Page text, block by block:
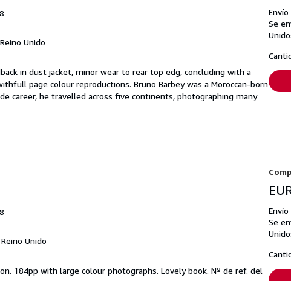
Unido
in dust jacket, minor wear to rear top edg, concluding with a
page colour reproductions. Bruno Barbey was a Moroccan-born
career, he travelled across five continents, photographing many
Envío
Se
Unido
184pp with large colour photographs. Lovely book. Nº de ref. del
Envío
Se